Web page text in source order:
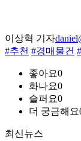
이상혁 기자
#추천 #경매물건
좋아요0
화나요0
슬퍼요0
더 궁금해요
최신뉴스